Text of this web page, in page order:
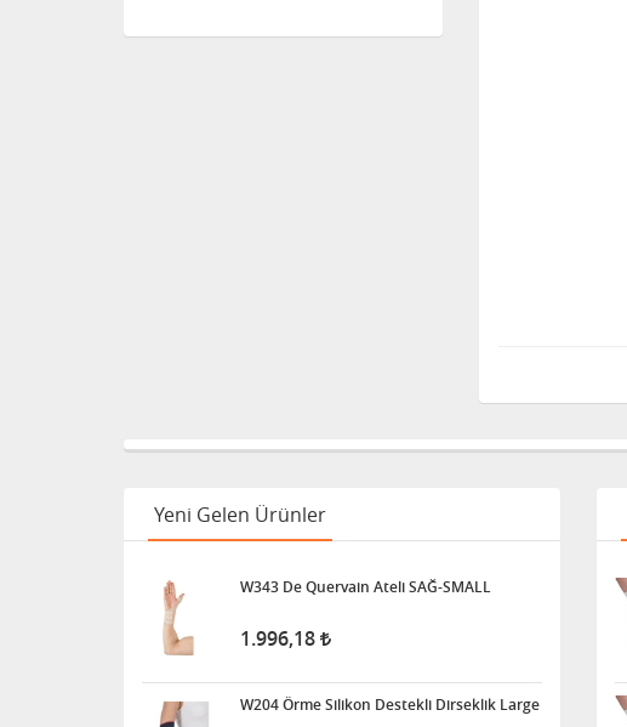
İnsilün Çantası
1.341,68
İdrar Alarm Cihazı Sesli Ve
1.455,00
Yeni Gelen Ürünler
W343 De Quervain Ateli SAĞ-SMALL
1.996,18
W204 Örme Silikon Destekli Dirseklik Large